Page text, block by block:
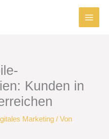
Kunden in
Marketing / Von